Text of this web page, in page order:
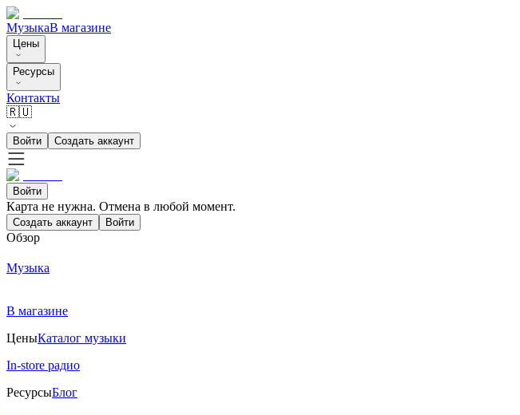
МузыкаВ магазине
Цены
Ресурсы
Контакты
🇷🇺
Войти Создать аккаунт
Войти
Карта не нужна. Отмена в любой момент.
Создать аккаунт Войти
Обзор
Музыка
В магазине
ЦеныКаталог музыки
In-store радио
РесурсыБлог